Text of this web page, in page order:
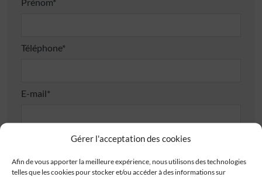
Gérer l'acceptation des cookies
Afin de vous apporter la meilleure expérience, nous utilisons des technologies
telles que les cookies pour stocker et/ou accéder à des informations sur
Prénom*
Téléphone*
E-mail*